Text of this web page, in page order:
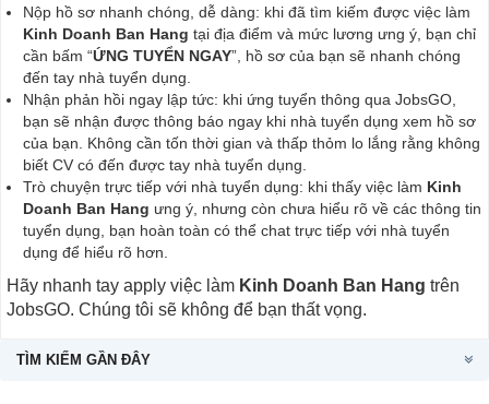
Nộp hồ sơ nhanh chóng, dễ dàng: khi đã tìm kiếm được việc làm
Kinh Doanh Ban Hang tại địa điểm và mức lương ưng ý, bạn chỉ
cần bấm “ỨNG TUYỂN NGAY”, hồ sơ của bạn sẽ nhanh chóng
đến tay nhà tuyển dụng.
Nhận phản hồi ngay lập tức: khi ứng tuyển thông qua JobsGO,
bạn sẽ nhận được thông báo ngay khi nhà tuyển dụng xem hồ sơ
của bạn. Không cần tốn thời gian và thấp thỏm lo lắng rằng không
biết CV có đến được tay nhà tuyển dụng.
Trò chuyện trực tiếp với nhà tuyển dụng: khi thấy việc làm Kinh
Doanh Ban Hang ưng ý, nhưng còn chưa hiểu rõ về các thông tin
tuyển dụng, bạn hoàn toàn có thể chat trực tiếp với nhà tuyển
dụng để hiểu rõ hơn.
Hãy nhanh tay apply việc làm Kinh Doanh Ban Hang trên
JobsGO. Chúng tôi sẽ không để bạn thất vọng.
TÌM KIẾM GẦN ĐÂY